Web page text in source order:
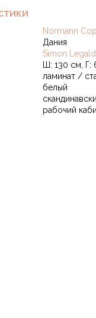
Normann
Дания
Simon Legald
Ш: 130 см, Г:
ламинат /
белый
рабочий